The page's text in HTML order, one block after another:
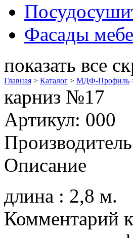
Фасады
показать все
Главная > Каталог > МДФ-Профиль
карниз №17
Артикул: 000
Описание
длина : 2,8 м.
Комментарий